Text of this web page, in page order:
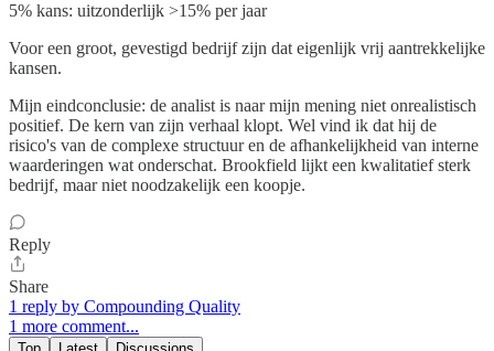
5% kans: uitzonderlijk >15% per jaar
Voor een groot, gevestigd bedrijf zijn dat eigenlijk vrij aantrekkelijke
kansen.
Mijn eindconclusie: de analist is naar mijn mening niet onrealistisch
positief. De kern van zijn verhaal klopt. Wel vind ik dat hij de
risico's van de complexe structuur en de afhankelijkheid van interne
waarderingen wat onderschat. Brookfield lijkt een kwalitatief sterk
bedrijf, maar niet noodzakelijk een koopje.
Reply
Share
1 reply by Compounding Quality
1 more comment...